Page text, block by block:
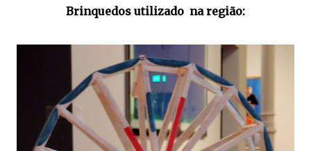
Brinquedos utilizado na região: